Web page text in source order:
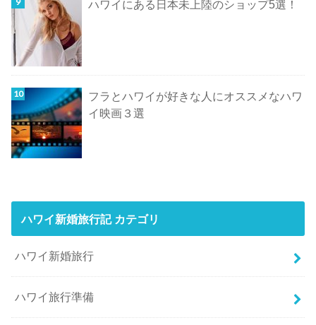
ハワイにある日本未上陸のショップ5選！
フラとハワイが好きな人にオススメなハワ
イ映画３選
ハワイ新婚旅行記 カテゴリ
ハワイ新婚旅行
ハワイ旅行準備